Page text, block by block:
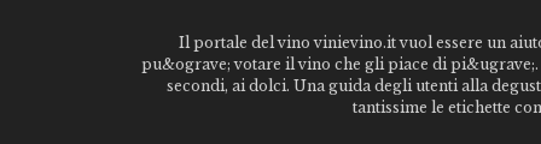
Il portale del vino vinievino.it vuol essere un
pu&ograve; votare il vino che gli piace di
secondi, ai dolci. Una guida degli utenti alla
tantissime le etichette